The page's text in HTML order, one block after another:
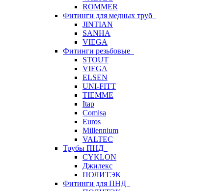
ROMMER
Фитинги для медных труб
JINTIAN
SANHA
VIEGA
Фитинги резьбовые
STOUT
VIEGA
ELSEN
UNI-FITT
TIEMME
Itap
Comisa
Euros
Millennium
VALTEC
Трубы ПНД
CYKLON
Джилекс
ПОЛИТЭК
Фитинги для ПНД